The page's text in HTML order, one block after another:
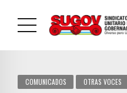
COMUNICADOS OTRAS VOCES